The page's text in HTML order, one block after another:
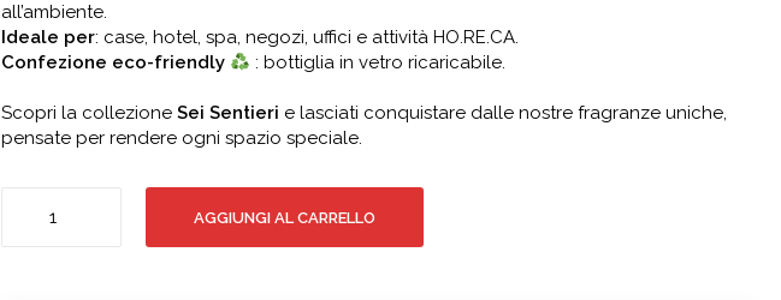
all’ambiente.
Ideale per: case, hotel, spa, negozi, uffici e attività HO.RE.CA.
Confezione eco-friendly
: bottiglia in vetro ricaricabile.
Scopri la collezione Sei Sentieri e lasciati conquistare dalle nostre fragranze uniche,
pensate per rendere ogni spazio speciale.
VANIGLIATE
AGGIUNGI AL CARRELLO